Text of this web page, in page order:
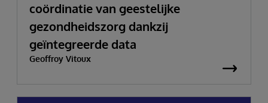
coördinatie van geestelijke
gezondheidszorg dankzij
geïntegreerde data
Geoffroy Vitoux